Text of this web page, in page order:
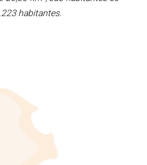
habitantes.